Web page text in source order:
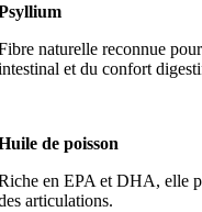
naturelle reconnue
et du confort
de poisson
en EPA et DHA, elle
articulations.